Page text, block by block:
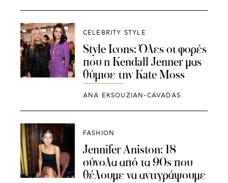
CELEBRITY STYLE
Style Icons: Όλες οι φορές
που η Kendall Jenner μας
θύμισε την Kate Moss
ANA EKSOUZIAN-CAVADAS
FASHION
Jennifer Aniston: 18
σύνολα από τα 90s που
θέλουμε να αντιγράψουμε